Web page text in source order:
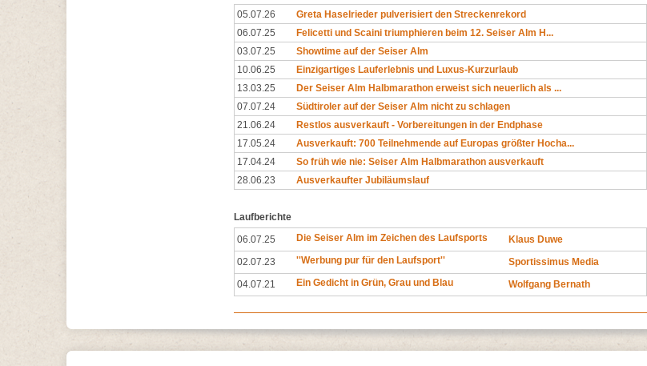
05.07.26
Greta Haselrieder pulverisiert den Streckenrekord
06.07.25
Felicetti und Scaini triumphieren beim 12. Seiser Alm H...
03.07.25
Showtime auf der Seiser Alm
10.06.25
Einzigartiges Lauferlebnis und Luxus-Kurzurlaub
13.03.25
Der Seiser Alm Halbmarathon erweist sich neuerlich als ...
07.07.24
Südtiroler auf der Seiser Alm nicht zu schlagen
21.06.24
Restlos ausverkauft - Vorbereitungen in der Endphase
17.05.24
Ausverkauft: 700 Teilnehmende auf Europas größter Hocha...
17.04.24
So früh wie nie: Seiser Alm Halbmarathon ausverkauft
28.06.23
Ausverkaufter Jubiläumslauf
Laufberichte
06.07.25
Die Seiser Alm im Zeichen des Laufsports
Klaus Duwe
02.07.23
''Werbung pur für den Laufsport''
Sportissimus Media
04.07.21
Ein Gedicht in Grün, Grau und Blau Wolfgang Bernath